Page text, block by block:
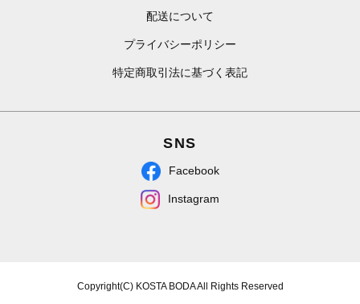
配送について
プライバシーポリシー
特定商取引法に基づく表記
SNS
Facebook
Instagram
Copyright(C) KOSTA BODA All Rights Reserved